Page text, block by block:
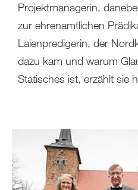
Projektmanagerin,
zur ehrenamtlichen
Laienpredigerin, der
dazu kam und warum
Statisches ist, erzählt sie